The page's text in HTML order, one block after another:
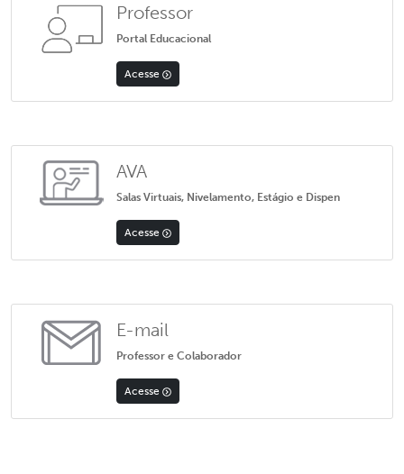
Professor
Portal Educacional
Acesse
AVA
Salas Virtuais, Nivelamento, Estágio e Dispen
Acesse
E-mail
Professor e Colaborador
Acesse